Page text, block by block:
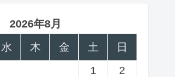
2026年8月
水 木 金 土
日
1
2